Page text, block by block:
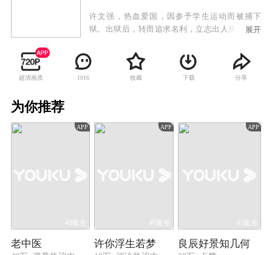
许文强，热血爱国，因参予学生运动而被捕下
狱。出狱后，转而追求名利，立志出人头地。一
请加入，也因此结识了在贫民区长大的丁力。两
人结成好友，并同在黑道中闯出名堂。之后又因
缘际会，认识了叱咤上海黑白两道的冯敬尧之女
方的保留，不只令两人遗憾终身，同时更引出二
展开
超清画质 1016 收藏 下载 分享
为你推荐
APP
40集全
老中医
APP
40集全
许你浮生若梦
APP
43集全
良辰好景知几何